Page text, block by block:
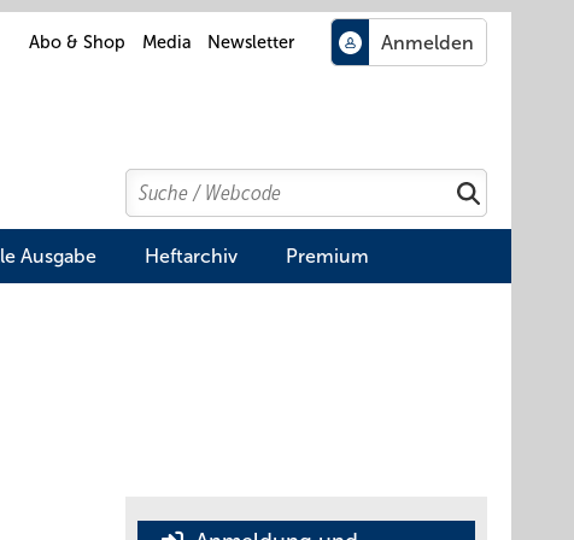
Abo & Shop Media Newsletter
Search
Suchen
Ausgabe Heftarchiv Premium